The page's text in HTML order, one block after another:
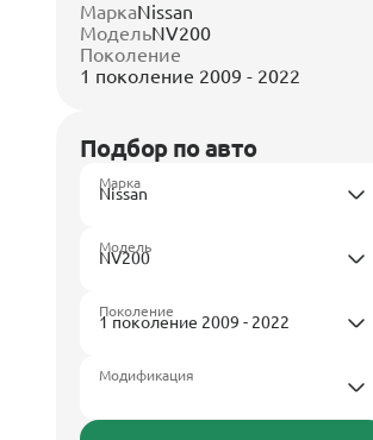
МаркаNissan
МодельNV200
Поколение
1 поколение 2009 - 2022
Подбор по авто
Марка
Модель
Поколение
Модификация